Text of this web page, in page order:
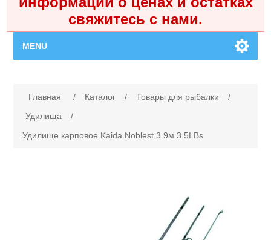
свяжитесь с нами.
MENU
Каталог
Главная / Каталог / Товары для рыбалки
/
Удилища
/
Удилище карповое Kaida Noblest 3.9м 3.5LBs